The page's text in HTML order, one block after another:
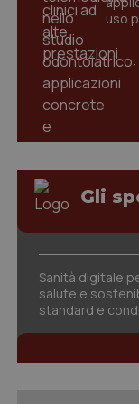
uso
Gli
Sanità digitale
salute e
standard e